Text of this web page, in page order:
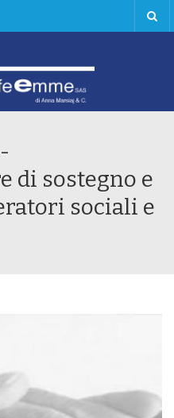
di sostegno e
sociali e